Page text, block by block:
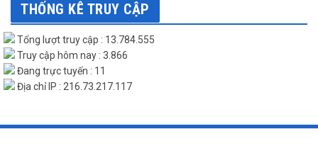
THỐNG KÊ TRUY CẬP
Tổng lượt truy cập : 13.784.555
Truy cập hôm nay : 3.866
Đang trực tuyến : 11
Địa chỉ IP : 216.73.217.117